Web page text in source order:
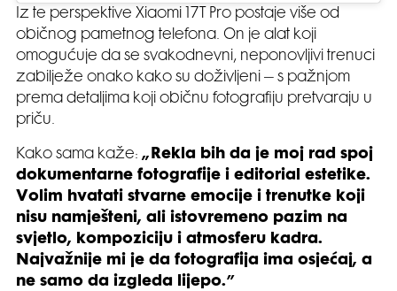
Iz te perspektive Xiaomi 17T Pro postaje više od
običnog pametnog telefona. On je alat koji
omogućuje da se svakodnevni, neponovljivi trenuci
zabilježe onako kako su doživljeni – s pažnjom
prema detaljima koji običnu fotografiju pretvaraju u
priču.
Kako sama kaže: „Rekla bih da je moj rad spoj
dokumentarne fotografije i editorial estetike.
Volim hvatati stvarne emocije i trenutke koji
nisu namješteni, ali istovremeno pazim na
svjetlo, kompoziciju i atmosferu kadra.
Najvažnije mi je da fotografija ima osjećaj, a
ne samo da izgleda lijepo.”